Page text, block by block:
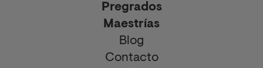
Pregrados
Maestrías
Blog
Contacto